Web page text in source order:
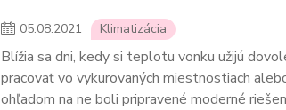
05.08.2021 Klimatizácia
Blížia sa dni, kedy si teplotu vonku užijú
pracovať vo vykurovaných miestnostiach
ohľadom na ne boli pripravené moderné